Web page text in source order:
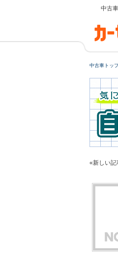
中古車
中古車トッ
«新しい記